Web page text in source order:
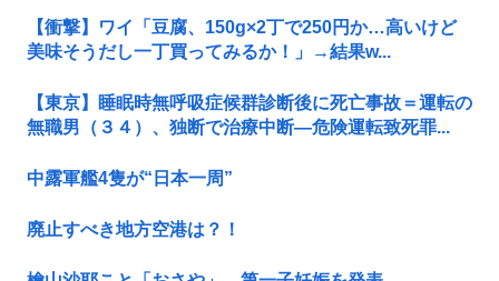
【衝撃】ワイ「豆腐、150g×2丁で250円か…高いけど
美味そうだし一丁買ってみるか！」→結果w...
【東京】睡眠時無呼吸症候群診断後に死亡事故＝運転の
無職男（３４）、独断で治療中断―危険運転致死罪...
中露軍艦4隻が“日本一周”
廃止すべき地方空港は？！